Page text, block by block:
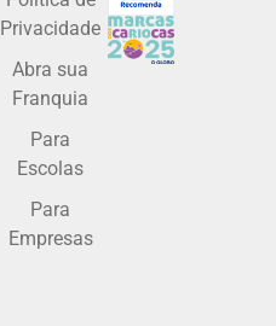
Privacidade
Abra sua
Franquia
Para
Escolas
Para
Empresas